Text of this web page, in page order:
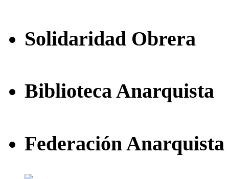
Solidaridad Obrera
Biblioteca Anarquista
Federación